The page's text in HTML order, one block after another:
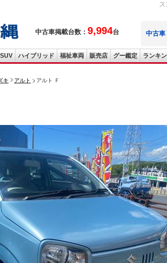
中古車掲載台数： 9,994台 中古車
SUV ハイブリッド 福祉車両 販売店 グー鑑定 ランキ
キ アルト アルト Ｆ